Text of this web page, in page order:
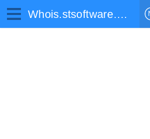
Whois.stsoftware.biz